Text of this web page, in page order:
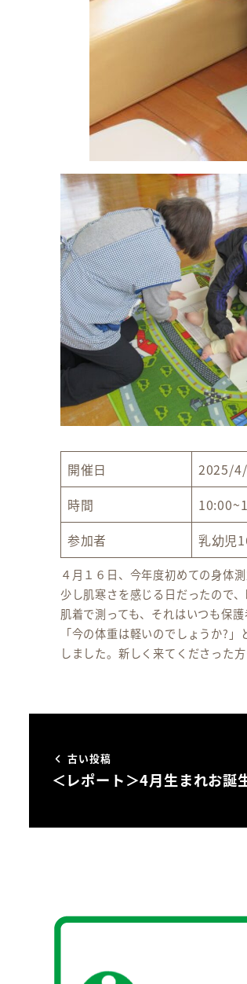
開催日
2025/
時間
参加者
乳幼児
４月１６日、今年度初めての身体測
少し肌寒さを感じる日だったので
肌着で測っても、それはいつも保
「今の体重は軽いのでしょうか?
しました。新しく来てくださった
古い投稿
＜レポート＞4月生まれお誕